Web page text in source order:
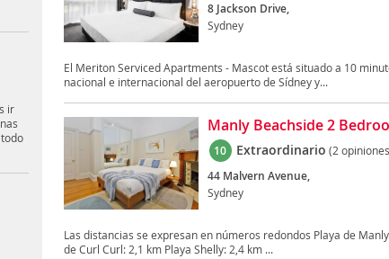
ir
8 Jackson Drive,
Sydney
El Meriton Serviced Apartments - Mascot está situado a 10
nacional e internacional del aeropuerto de Sídney y...
Manly Beachside 2
10 Extraordinario (2
44 Malvern Avenue,
Sydney
Las distancias se expresan en números redondos Playa de
de Curl Curl: 2,1 km Playa Shelly: 2,4 km ...